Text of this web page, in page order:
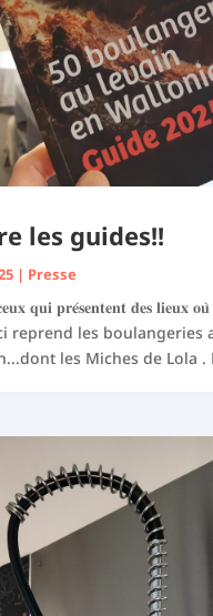
les guides!!
| Presse
𝐪𝐮𝐢 𝐩𝐫𝐞́𝐬𝐞𝐧𝐭𝐞𝐧𝐭 𝐝𝐞𝐬 𝐥𝐢𝐞𝐮𝐱
reprend les boulangeries
les Miches de Lola .